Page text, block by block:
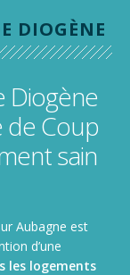
DIOGÈNE
Diogène
de Coup
sain
Aubagne est
d’une
les logements